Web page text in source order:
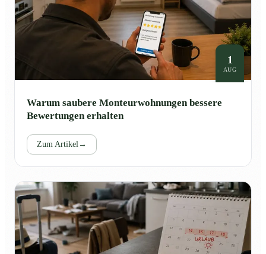
1
AUG
Warum saubere Monteurwohnungen bessere
Bewertungen erhalten
Zum Artikel→